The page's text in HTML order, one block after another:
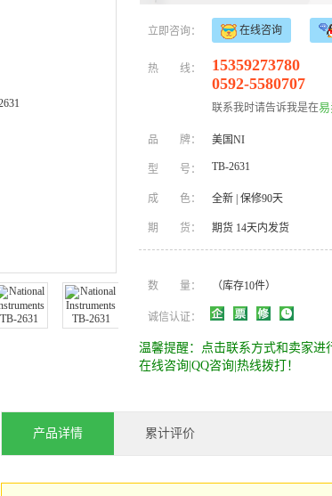
立即咨询： 在线咨询
热 线：
15359273780
0592-5580707
联系我时请告诉我是在易
品 牌： 美国NI
型 号： TB-2631
成 色： 全新 保修90天
期 货： 期货 14天内发货
数 量： （库存10件）
诚信认证：
温馨提醒：点击联系方式和卖家进
在线咨询|QQ咨询|热线拨打！
产品详情 累计评价